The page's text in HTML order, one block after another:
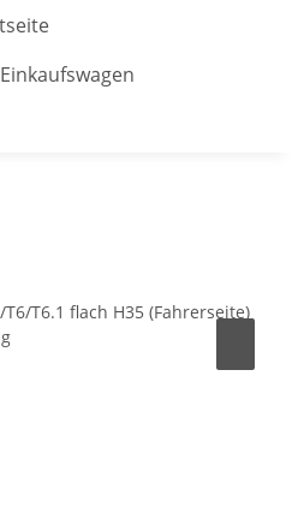
Einkaufswagen